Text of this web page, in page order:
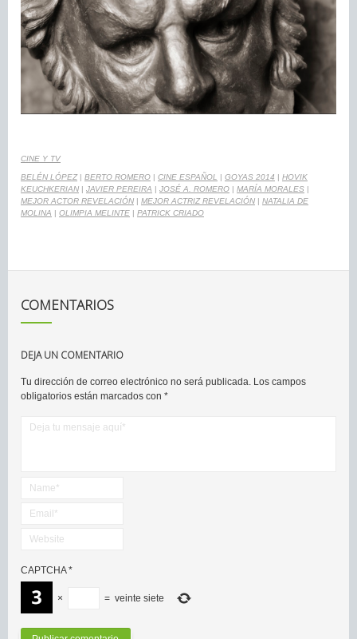
CINE Y TV
BELÉN LÓPEZ| BERTO ROMERO | CINE ESPAÑOL | GOYAS 2014 | HOVIK
KEUCHKERIAN | JAVIER PEREIRA | JOSÉ A. ROMERO | MARÍA MORALES |
MEJOR ACTOR REVELACIÓN | MEJOR ACTRIZ REVELACIÓN | NATALIA DE
MOLINA | OLIMPIA MELINTE | PATRICK CRIADO
COMENTARIOS
DEJA UN COMENTARIO
Tu dirección de correo electrónico no será publicada. Los campos
obligatorios están marcados con *
CAPTCHA*
× = veinte siete